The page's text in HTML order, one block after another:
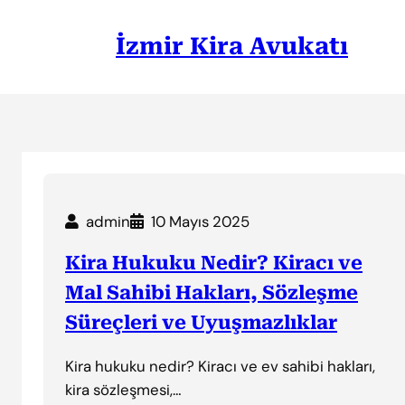
İzmir Kira Avukatı
admin 10 Mayıs 2025
Kira Hukuku Nedir? Kiracı ve
Mal Sahibi Hakları, Sözleşme
Süreçleri ve Uyuşmazlıklar
Kira hukuku nedir? Kiracı ve ev sahibi hakları,
kira sözleşmesi,…